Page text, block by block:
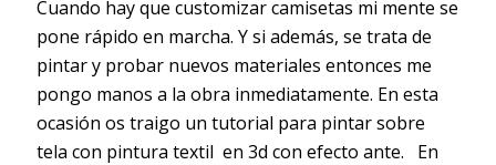
Cuando hay que customizar camisetas mi mente se
pone rápido en marcha. Y si además, se trata de
pintar y probar nuevos materiales entonces me
pongo manos a la obra inmediatamente. En esta
ocasión os traigo un tutorial para pintar sobre
tela con pintura textil en 3d con efecto ante. En